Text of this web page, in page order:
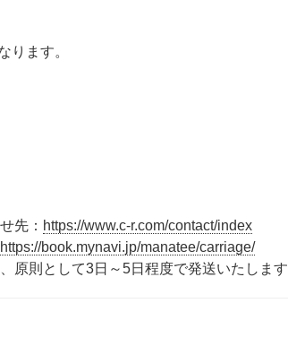
ります。
先： https://www.c-r.com/contact/index
https://book.mynavi.jp/manatee/carriage/
原則として3日～5日程度で発送いたします